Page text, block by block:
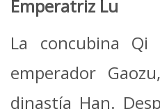
Emperatriz Lu
La concubina
emperador
dinastía Han.